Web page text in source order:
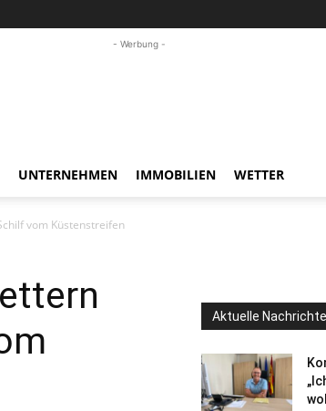
- Werbung -
UNTERNEHMEN IMMOBILIEN WETTER
vom Küstenstreifen
Aktuelle